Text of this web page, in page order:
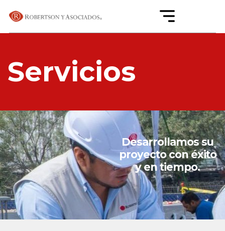
Servicios
Desarrollamos su
proyecto con éxito
y en tiempo.
.